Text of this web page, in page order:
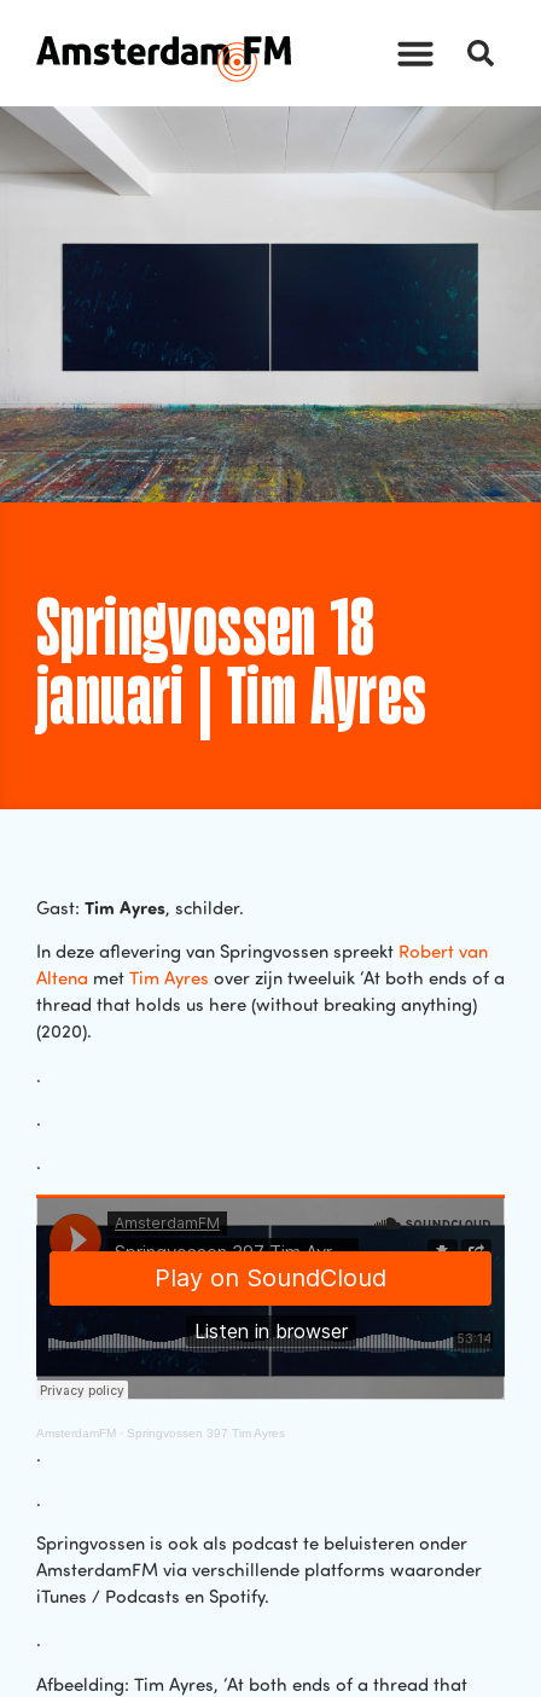
Springvossen 18
januari | Tim Ayres
Gast: Tim Ayres, schilder.
In deze aflevering van Springvossen spreekt Robert van
Altena met Tim Ayres over zijn tweeluik ‘At both ends of a
thread that holds us here (without breaking anything)
(2020).
.
.
.
AmsterdamFM · Springvossen 397 Tim Ayres
.
.
Springvossen is ook als podcast te beluisteren onder
AmsterdamFM via verschillende platforms waaronder
iTunes / Podcasts en Spotify.
.
Afbeelding: Tim Ayres, ‘At both ends of a thread that